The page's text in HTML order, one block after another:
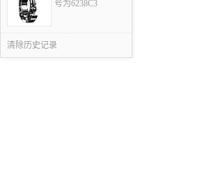
号为6238C3
清除历史记录